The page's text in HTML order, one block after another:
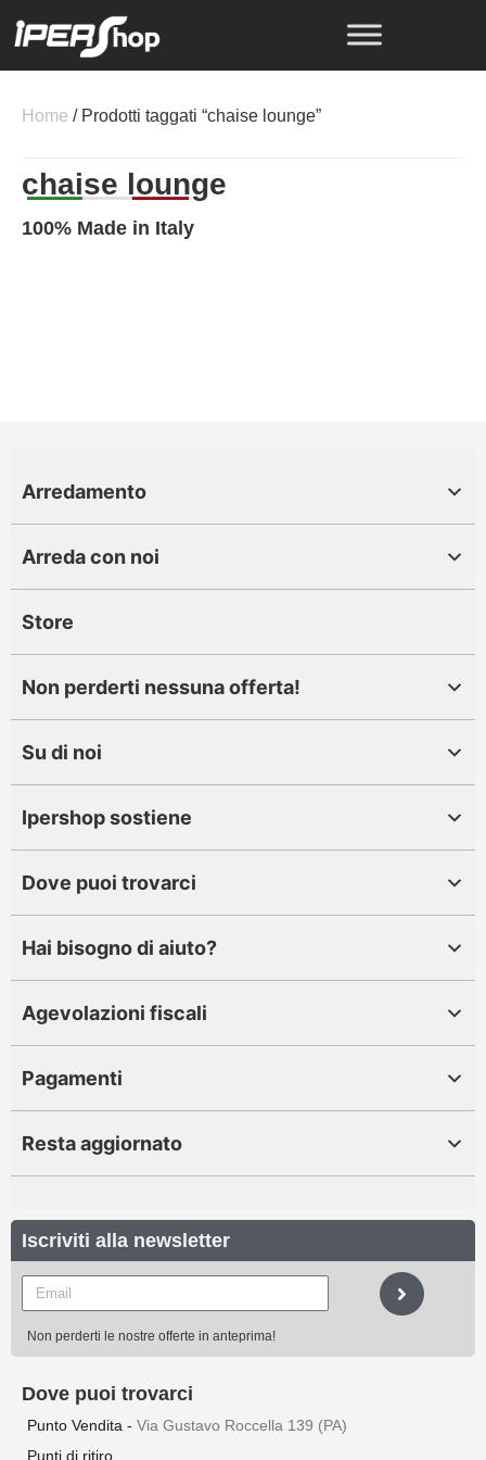
Home / Prodotti taggati “chaise lounge”
chaise lounge
100% Made in Italy
Arredamento
Arreda con noi
Store
Non perderti nessuna offerta!
Su di noi
Ipershop sostiene
Dove puoi trovarci
Hai bisogno di aiuto?
Agevolazioni fiscali
Pagamenti
Resta aggiornato
Iscriviti alla newsletter
Non perderti le nostre offerte in anteprima!
Dove puoi trovarci
Punto Vendita - Via Gustavo Roccella 139 (PA)
Punti di ritiro